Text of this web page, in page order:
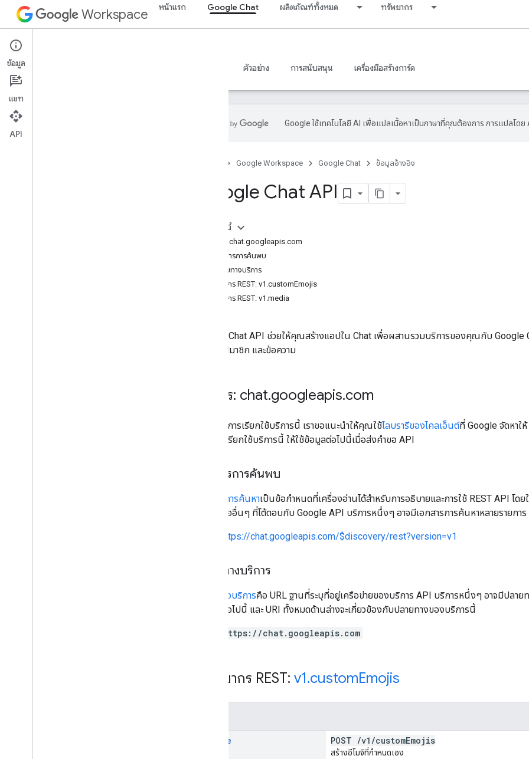
Workspace หน้าแรก Google Chat ผลิตภัณฑ์ทั้งหมด ทรัพยากร
Google Chat
ภาพรวม ตัวอย่าง การสนับสนุน เครื่องมือสร้างการ์ด
Google ใช้เทคโนโลยี AI เพื่อแปลเนื้อหาเป็นภาษาที่คุณต้องการ การแปลโด
Google Workspace Google Chat ข้อมูลอ้างอิง
Google Chat API
ในหน้านี้
บริการ: chat.googleapis.com
เอกสารการค้นพบ
ปลายทางบริการ
ทรัพยากร REST: v1.customEmojis
ทรัพยากร REST: v1.media
Google Chat API ช่วยให้คุณสร้างแอปใน Chat เพื่อผสานรวมบริการของคุณกับ
ทำงาน สมาชิก และข้อความ
บริการ: chat.googleapis.com
หากต้องการเรียกใช้บริการนี้ เราขอแนะนำให้คุณใช้ไลบรารีของไคลเอ็นต์ที่ Google จัดหา
เองเพื่อเรียกใช้บริการนี้ ให้ใช้ข้อมูลต่อไปนี้เมื่อส่งคำขอ API
เอกสารการค้นพบ
เอกสารการค้นหาเป็นข้อกำหนดที่เครื่องอ่านได้สำหรับการอธิบายและการใช้ REST API โด
เครื่องมืออื่นๆ ที่โต้ตอบกับ Google API บริการหนึ่งๆ อาจมีเอกสารการค้นหาหลายรายก
https://chat.googleapis.com/$discovery/rest?version=v1
ปลายทางบริการ
ปลายทางบริการคือ URL ฐานที่ระบุที่อยู่เครือข่ายของบริการ API บริการหนึ่งๆ อาจมีปลาย
บริการต่อไปนี้ และ URI ทั้งหมดด้านล่างจะเกี่ยวข้องกับปลายทางของบริการนี้
https://chat.googleapis.com
ทรัพยากร REST: v1.customEmojis
create POST /v1 /customEmojis
สร้างอีโมจิที่กำหนดเอง
ข้อมูล
แชท
API